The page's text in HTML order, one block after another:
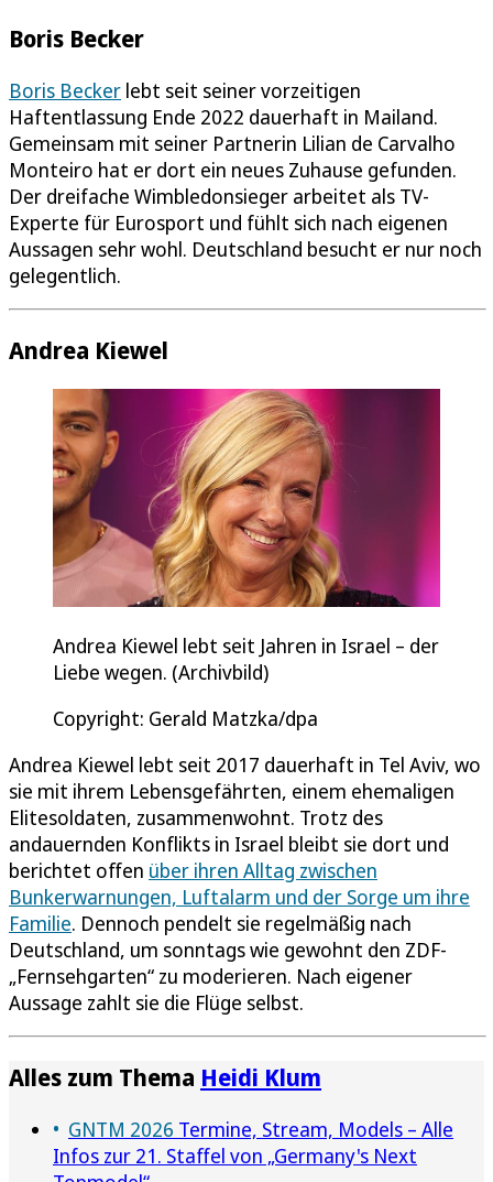
Boris Becker
Boris Becker lebt seit seiner vorzeitigen
Haftentlassung Ende 2022 dauerhaft in Mailand.
Gemeinsam mit seiner Partnerin Lilian de Carvalho
Monteiro hat er dort ein neues Zuhause gefunden.
Der dreifache Wimbledonsieger arbeitet als TV-
Experte für Eurosport und fühlt sich nach eigenen
Aussagen sehr wohl. Deutschland besucht er nur noch
gelegentlich.
Andrea Kiewel
Andrea Kiewel lebt seit Jahren in Israel – der
Liebe wegen. (Archivbild)
Copyright: Gerald Matzka/dpa
Andrea Kiewel lebt seit 2017 dauerhaft in Tel Aviv, wo
sie mit ihrem Lebensgefährten, einem ehemaligen
Elitesoldaten, zusammenwohnt. Trotz des
andauernden Konflikts in Israel bleibt sie dort und
berichtet offen über ihren Alltag zwischen
Bunkerwarnungen, Luftalarm und der Sorge um ihre
Familie. Dennoch pendelt sie regelmäßig nach
Deutschland, um sonntags wie gewohnt den ZDF-
„Fernsehgarten“ zu moderieren. Nach eigener
Aussage zahlt sie die Flüge selbst.
Alles zum Thema Heidi Klum
GNTM 2026 Termine, Stream, Models – Alle
Infos zur 21. Staffel von „Germany's Next